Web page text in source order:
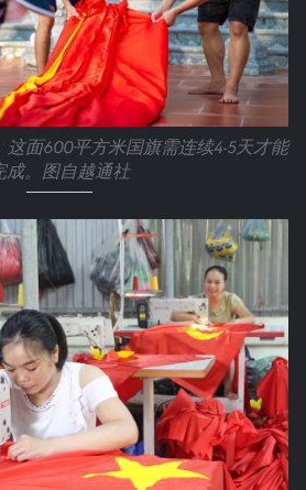
这面600平方米国旗需连续4-5天才能
成。图自越通社